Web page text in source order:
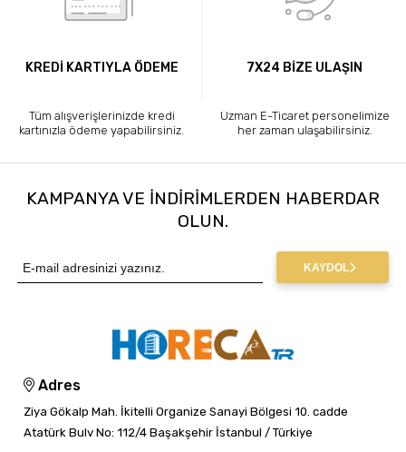
KREDİ KARTIYLA ÖDEME
Tüm alışverişlerinizde kredi
kartınızla ödeme yapabilirsiniz.
7X24 BİZE ULAŞIN
Uzman E-Ticaret personelimize
her zaman ulaşabilirsiniz.
KAMPANYA VE INDIRIMLERDEN HABERDAR
OLUN.
KAYDOL
Adres
Ziya Gökalp Mah. İkitelli Organize Sanayi Bölgesi 10. cadde
Atatürk Bulv No: 112/4 Başakşehir İstanbul / Türkiye